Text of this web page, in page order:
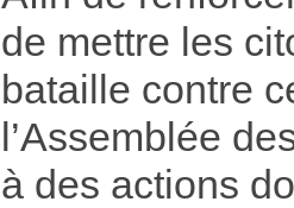
de mettre les
bataille contre
l’Assemblée
à des actions